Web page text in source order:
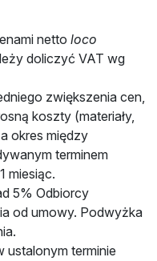
netto loco
doliczyć VAT wg
zwiększenia cen,
koszty (materiały,
okres między
terminem
miesiąc.
5% Odbiorcy
od umowy. Podwyżka
ustalonym terminie